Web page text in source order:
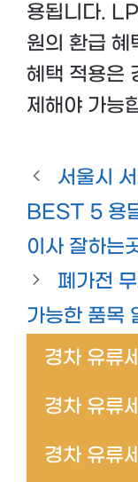
용됩니다.
원의 환급 혜
혜택 적용은
제해야 가능
서울시
BEST 5 용
이사 잘하는
폐가전
가능한 품목
경차 유류세
경차 유류
경차 유류